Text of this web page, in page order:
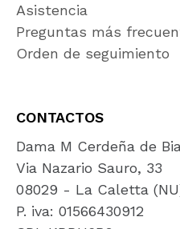
Asistencia
Preguntas más
Orden de seguimiento
CONTACTOS
Dama M Cerdeña de
Via Nazario Sauro, 33
08029 - La Caletta
P. iva: 01566430912